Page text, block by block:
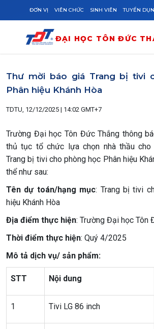
Skip to main content
ĐƠN VỊ VIÊN CHỨC SINH VIÊN TUYỂN
ĐẠI HỌC TÔN ĐỨC
Thư mời báo giá Trang bị tivi
Phân hiệu Khánh Hòa
TDTU, 12/12/2025 | 14:02 GMT+7
Trường Đại học Tôn Đức Thắng thông
thủ tục tổ chức lựa chọn nhà thầu
Trang bị tivi cho phòng học Phân hiệu
thể như sau:
Tên dự toán/hạng mục: Trang bị tivi
hiệu Khánh Hòa
Địa điểm thực hiện: Trường Đại học Tôn
Thời điểm thực hiện: Quý 4/2025
Mô tả dịch vụ/ sản phẩm:
STT Nội dung
1 Tivi LG 86 inch